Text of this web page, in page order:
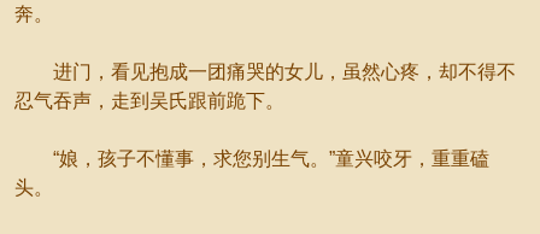
奔。
进门，看见抱成一团痛哭的女儿，虽然心疼，却不得不
忍气吞声，走到吴氏跟前跪下。
“娘，孩子不懂事，求您别生气。”童兴咬牙，重重磕
头。